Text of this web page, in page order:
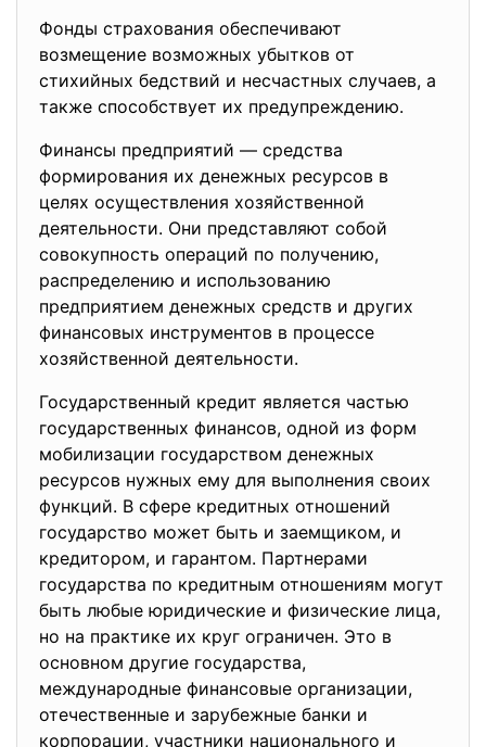
Фонды страхования обеспечивают
возмещение возможных убытков от
стихийных бедствий и несчастных случаев, а
также способствует их предупреждению.
Финансы предприятий — средства
формирования их денежных ресурсов в
целях осуществления хозяйственной
деятельности. Они представляют собой
совокупность операций по получению,
распределению и использованию
предприятием денежных средств и других
финансовых инструментов в процессе
хозяйственной деятельности.
Государственный кредит является частью
государственных финансов, одной из форм
мобилизации государством денежных
ресурсов нужных ему для выполнения своих
функций. В сфере кредитных отношений
государство может быть и заемщиком, и
кредитором, и гарантом. Партнерами
государства по кредитным отношениям могут
быть любые юридические и физические лица,
но на практике их круг ограничен. Это в
основном другие государства,
международные финансовые организации,
отечественные и зарубежные банки и
корпорации, участники национального и